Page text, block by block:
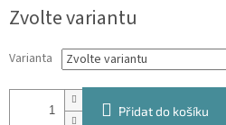
cena:
Zvolte variantu
Varianta
Přidat do košíku